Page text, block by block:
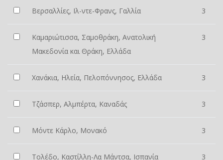
Βερσαλλίες, Ιλ-ντε-Φρανς, Γαλλία 3
Καμαριώτισσα, Σαμοθράκη, Ανατολική
Μακεδονία και Θράκη, Ελλάδα
3
Χανάκια, Ηλεία, Πελοπόννησος, Ελλάδα 3
Τζάσπερ, Αλμπέρτα, Καναδάς 3
Μόντε Κάρλο, Μονακό 3
Τολέδο, Καστίλλη-Λα Μάντσα, Ισπανία 3